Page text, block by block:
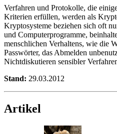
Verfahren und Protokolle, die
Kriterien erfüllen, werden als
Kryptosysteme beziehen sich oft
und Computerprogramme,
menschlichen Verhaltens, wie die
Passwörter, das Abmelden
Nichtdiskutieren sensibler
Stand: 29.03.2012
Artikel